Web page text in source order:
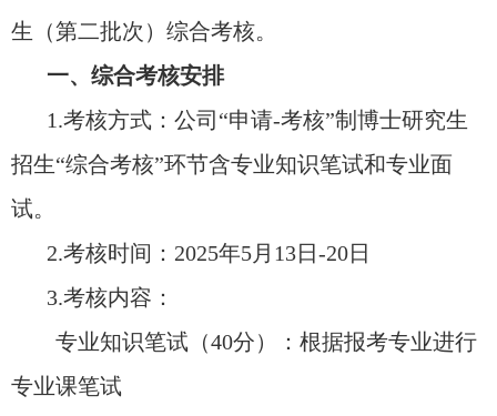
生（第二批次）综合考核。
一、综合考核安排
1.考核方式：公司“申请-考核”制博士研究生
招生“综合考核”环节含专业知识笔试和专业面
试。
2.考核时间： 2025年5月 13日-20日
3.考核内容：
专业知识笔试（40分）：根据报考专业进行
专业课笔试